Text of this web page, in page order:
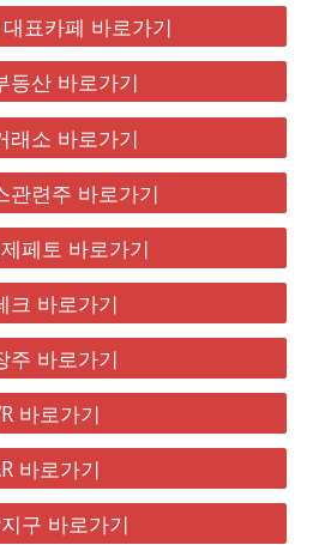
표카페 바로가기
동산 바로가기
래소 바로가기
관련주 바로가기
페토 바로가기
크 바로가기
주 바로가기
바로가기
바로가기
구 바로가기